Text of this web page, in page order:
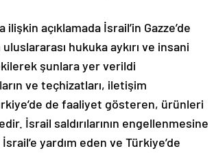
açıklamada İsrail’in Gazze’de
hukuka aykırı ve insani
şunlara yer verildi
ve teçhizatları, iletişim
de faaliyet gösteren, ürünleri
İsrail saldırılarının engellenmesine
yardım eden ve Türkiye’de